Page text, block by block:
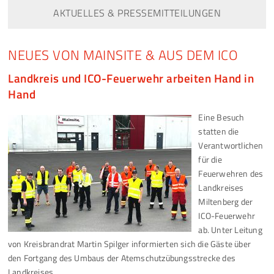
AKTUELLES & PRESSEMITTEILUNGEN
NEUES VON MAINSITE & AUS DEM ICO
Landkreis und ICO-Feuerwehr arbeiten Hand in
Hand
Eine Besuch
statten die
Verantwortlichen
für die
Feuerwehren des
Landkreises
Miltenberg der
ICO-Feuerwehr
ab. Unter Leitung
von Kreisbrandrat Martin Spilger informierten sich die Gäste über
den Fortgang des Umbaus der Atemschutzübungsstrecke des